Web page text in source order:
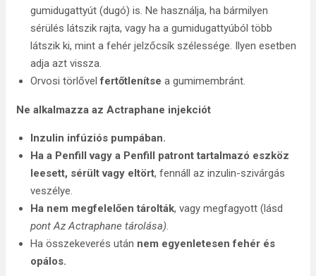
gumidugattyút (dugó) is. Ne használja, ha bármilyen
sérülés látszik rajta, vagy ha a gumidugattyúból több
látszik ki, mint a fehér jelzőcsík szélessége. Ilyen esetben
adja azt vissza.
Orvosi törlővelfertőtlenítse a gumimembránt.
Ne alkalmazza az Actraphane injekciót
Inzulin infúziós pumpában.
Ha a Penfill vagy a Penfill patront tartalmazó eszköz
leesett, sérült vagy eltört, fennáll az inzulin-szivárgás
veszélye.
Ha nem megfelelően tárolták, vagy megfagyott (lásd
pont Az Actraphane tárolása).
Ha összekeverés után nem egyenletesen fehér és
opálos.